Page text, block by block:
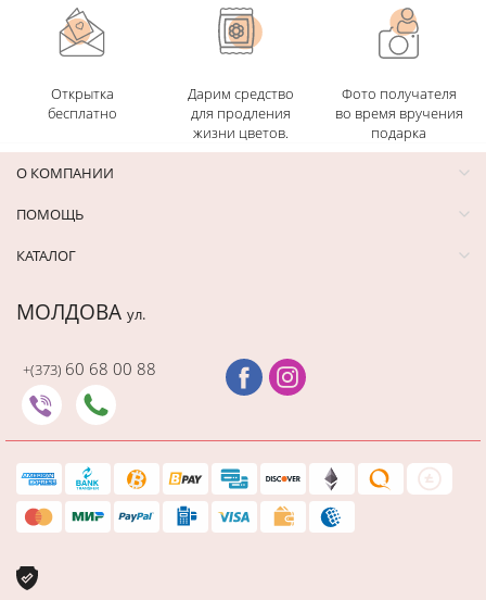
Открытка
бесплатно
Дарим средство
для продления
жизни цветов.
Фото получателя
во время вручения
подарка
О КОМПАНИИ
ПОМОЩЬ
КАТАЛОГ
МОЛДОВА ул.
+(373) 60 68 00 88